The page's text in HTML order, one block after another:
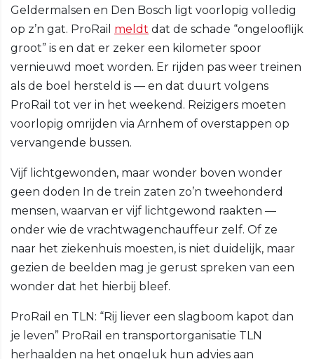
Geldermalsen en Den Bosch ligt voorlopig volledig
op z’n gat. ProRail meldt dat de schade “ongelooflijk
groot” is en dat er zeker een kilometer spoor
vernieuwd moet worden. Er rijden pas weer treinen
als de boel hersteld is — en dat duurt volgens
ProRail tot ver in het weekend. Reizigers moeten
voorlopig omrijden via Arnhem of overstappen op
vervangende bussen.
Vijf lichtgewonden, maar wonder boven wonder
geen doden In de trein zaten zo’n tweehonderd
mensen, waarvan er vijf lichtgewond raakten —
onder wie de vrachtwagenchauffeur zelf. Of ze
naar het ziekenhuis moesten, is niet duidelijk, maar
gezien de beelden mag je gerust spreken van een
wonder dat het hierbij bleef.
ProRail en TLN: “Rij liever een slagboom kapot dan
je leven” ProRail en transportorganisatie TLN
herhaalden na het ongeluk hun advies aan